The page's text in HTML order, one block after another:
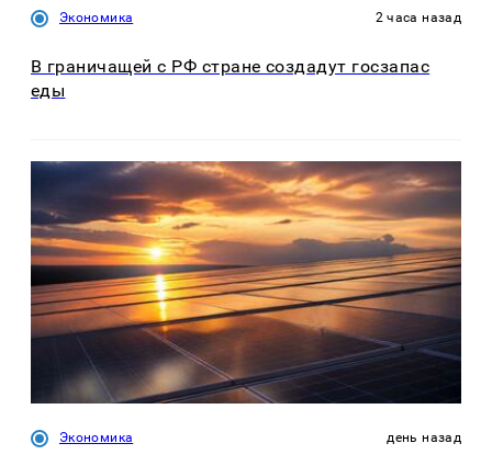
Экономика 2 часа назад
В граничащей с РФ стране создадут госзапас
еды
Экономика день назад